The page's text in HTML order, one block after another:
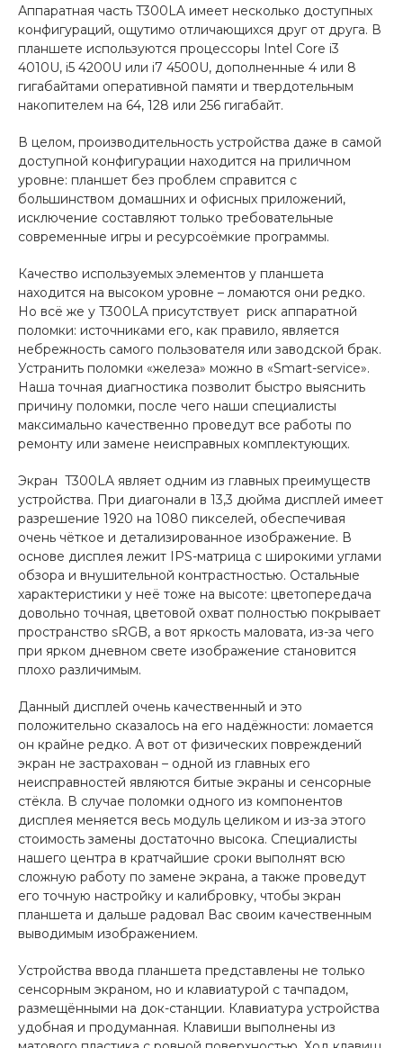
Аппаратная часть T300LA имеет несколько доступных
конфигураций, ощутимо отличающихся друг от друга. В
планшете используются процессоры Intel Core i3
4010U, i5 4200U или i7 4500U, дополненные 4 или 8
гигабайтами оперативной памяти и твердотельным
накопителем на 64, 128 или 256 гигабайт.
В целом, производительность устройства даже в самой
доступной конфигурации находится на приличном
уровне: планшет без проблем справится с
большинством домашних и офисных приложений,
исключение составляют только требовательные
современные игры и ресурсоёмкие программы.
Качество используемых элементов у планшета
находится на высоком уровне – ломаются они редко.
Но всё же у T300LA присутствует риск аппаратной
поломки: источниками его, как правило, является
небрежность самого пользователя или заводской брак.
Устранить поломки «железа» можно в «Smart-service».
Наша точная диагностика позволит быстро выяснить
причину поломки, после чего наши специалисты
максимально качественно проведут все работы по
ремонту или замене неисправных комплектующих.
Экран T300LA являет одним из главных преимуществ
устройства. При диагонали в 13,3 дюйма дисплей имеет
разрешение 1920 на 1080 пикселей, обеспечивая
очень чёткое и детализированное изображение. В
основе дисплея лежит IPS-матрица с широкими углами
обзора и внушительной контрастностью. Остальные
характеристики у неё тоже на высоте: цветопередача
довольно точная, цветовой охват полностью покрывает
пространство sRGB, а вот яркость маловата, из-за чего
при ярком дневном свете изображение становится
плохо различимым.
Данный дисплей очень качественный и это
положительно сказалось на его надёжности: ломается
он крайне редко. А вот от физических повреждений
экран не застрахован – одной из главных его
неисправностей являются битые экраны и сенсорные
стёкла. В случае поломки одного из компонентов
дисплея меняется весь модуль целиком и из-за этого
стоимость замены достаточно высока. Специалисты
нашего центра в кратчайшие сроки выполнят всю
сложную работу по замене экрана, а также проведут
его точную настройку и калибровку, чтобы экран
планшета и дальше радовал Вас своим качественным
выводимым изображением.
Устройства ввода планшета представлены не только
сенсорным экраном, но и клавиатурой с тачпадом,
размещёнными на док-станции. Клавиатура устройства
удобная и продуманная. Клавиши выполнены из